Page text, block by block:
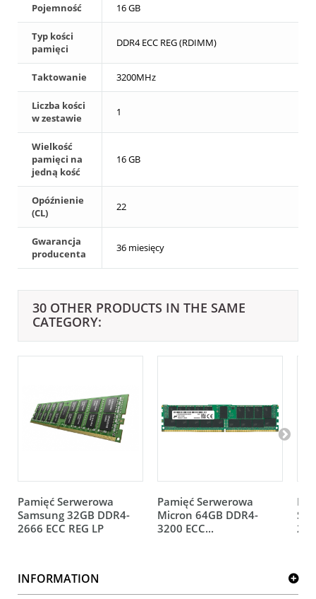
Pojemność 16 GB
Typ kości
pamięci
DDR4 ECC REG (RDIMM)
Taktowanie 3200MHz
Liczba kości
w zestawie
1
Wielkość
pamięci na
jedną kość
16 GB
Opóźnienie
(CL)
22
Gwarancja
producenta
36 miesięcy
30 OTHER PRODUCTS IN THE SAME
CATEGORY:
Pamięć Serwerowa
Samsung 32GB DDR4-
2666 ECC REG LP
Pamięć Serwerowa
Micron 64GB DDR4-
3200 ECC...
INFORMATION